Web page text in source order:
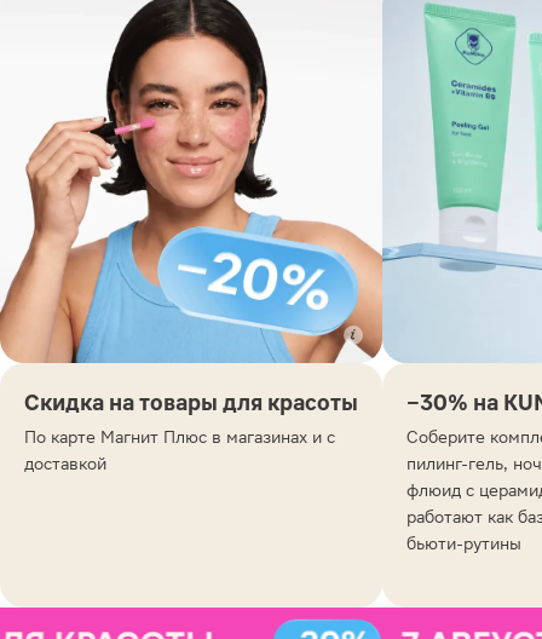
Скидка на товары для красоты
По карте Магнит Плюс в магазинах и с
доставкой
−30% на
Соберите
пилинг-гель,
флюид с
работают как
бьюти-рутины